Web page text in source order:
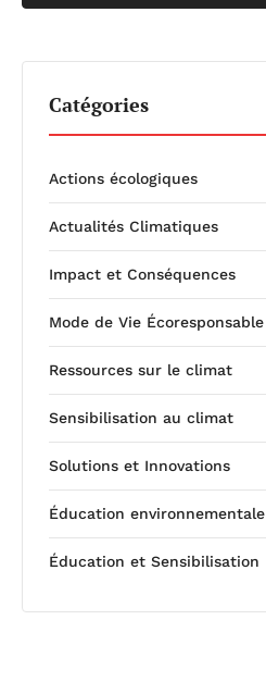
Catégories
Actions écologiques
Actualités Climatiques
Impact et Conséquences
Mode de Vie Écoresponsable
Ressources sur le climat
Sensibilisation au climat
Solutions et Innovations
Éducation environnementale
Éducation et Sensibilisation